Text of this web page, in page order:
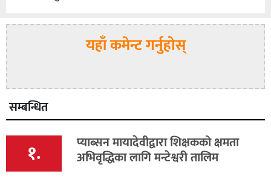
यहाँ कमेन्ट गर्नुहोस्
सम्बन्धित
१. प्याब्सन मायादेवीद्वारा शिक्षकको क्षमता
अभिवृद्धिका लागि मन्टेश्वरी तालिम